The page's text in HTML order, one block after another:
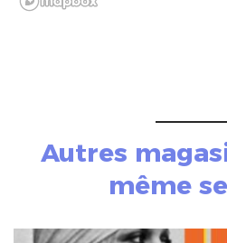
Autres
même